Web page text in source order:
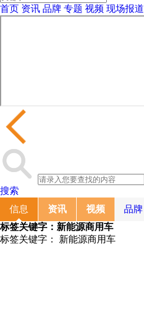
首页 资讯 品牌 专题 视频 现场报道
搜索
信息
资讯 视频
品牌
标签关键字： 新能源商用车
标签关键字：
新能源商用车